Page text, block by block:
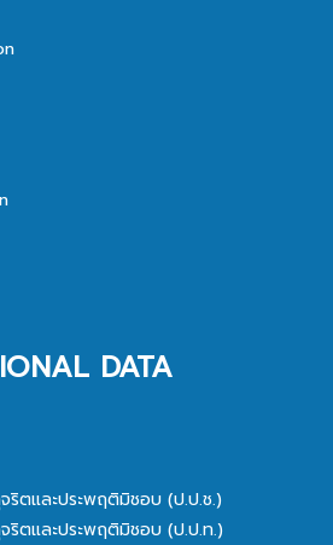
DATA
ริตและประพฤติมิชอบ (ป.ป.ช.)
ริตและประพฤติมิชอบ (ป.ป.ท.)